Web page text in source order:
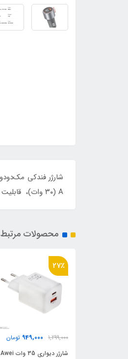
A (۳۰ وات)، قابلیت شارژ سریع همزمان دو دستگاه را فراهم می‌کند. بدنه آلومینیومی و طراحی جمع‌وجور آن، انتخابی ایده‌آل برای رانندگان و مسافران است.
محصولات مرتبط
27٪
494,000
362,000 تومان
کابل تبدیل USB-C / USB به